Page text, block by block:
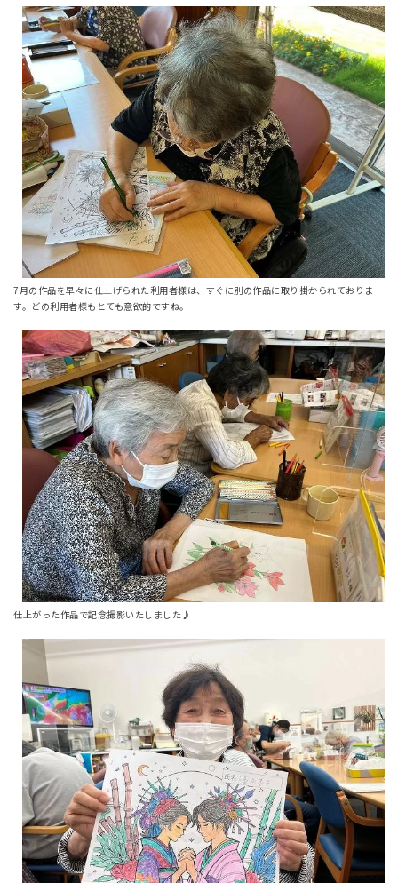
7月の作品を早々に仕上げられた利用者様は、すぐに別の作品に取り掛かられておりま
す。どの利用者様もとても意欲的ですね。
仕上がった作品で記念撮影いたしました♪